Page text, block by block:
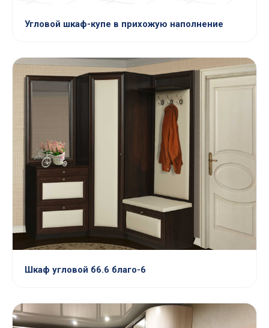
Угловой шкаф-купе в прихожую наполнение
Шкаф угловой б6.6 благо-6